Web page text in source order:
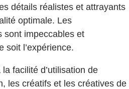
détails réalistes et attrayants
optimale. Les
sont impeccables et
soit l’expérience.
facilité d’utilisation de
les créatifs et les créatives de